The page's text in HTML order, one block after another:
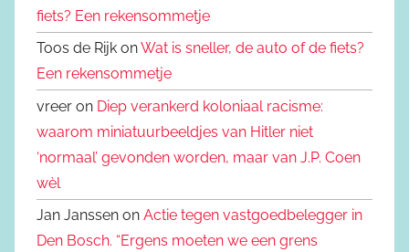
fiets? Een rekensommetje
Toos de Rijk onWat is sneller, de auto of de fiets?
Een rekensommetje
vreer on Diep verankerd koloniaal racisme:
waarom miniatuurbeeldjes van Hitler niet
‘normaal’ gevonden worden, maar van J.P. Coen
wèl
Jan Janssen on Actie tegen vastgoedbelegger in
Den Bosch. “Ergens moeten we een grens